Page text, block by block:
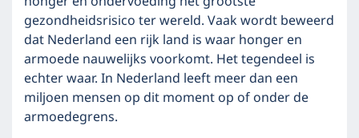
gezondheidsrisico ter wereld. Vaak wordt beweerd
dat Nederland een rijk land is waar honger en
armoede nauwelijks voorkomt. Het tegendeel is
echter waar. In Nederland leeft meer dan een
miljoen mensen op dit moment op of onder de
armoedegrens.